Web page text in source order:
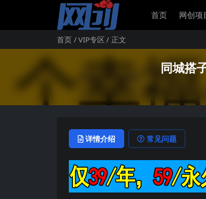
首页 网创项
首页 VIP专区 正文
同城搭
详情介绍 常见问题